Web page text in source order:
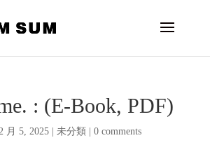
: (E-Book, PDF)
月 5, 2025| 未分類 0 comments